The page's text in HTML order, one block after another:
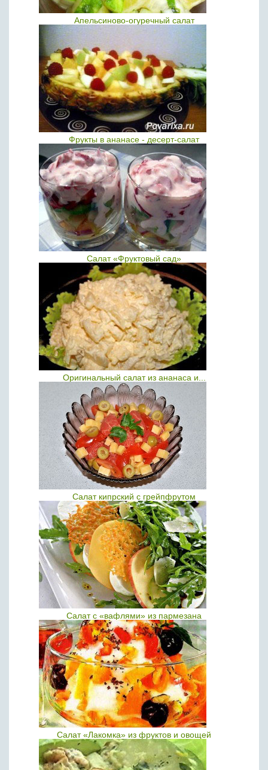
Апельсиново-огуречный салат
Фрукты в ананасе - десерт-салат
Салат «Фруктовый сад»
Оригинальный салат из ананаса и...
Салат кипрский с грейпфрутом
Салат с «вафлями» из пармезана
Салат «Лакомка» из фруктов и овощей